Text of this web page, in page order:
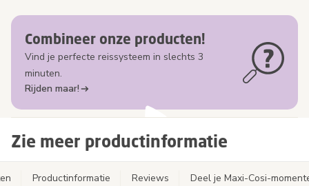
Combineer onze producten!
Vind je perfecte reissysteem in slechts 3
minuten.
Rijden maar!
Zie meer productinformatie
Productinformatie Reviews Deel je Maxi-Cosi-